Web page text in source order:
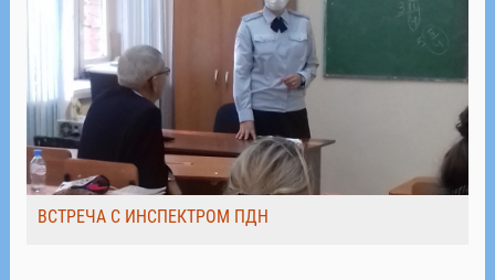
ВСТРЕЧА С ИНСПЕКТРОМ ПДН